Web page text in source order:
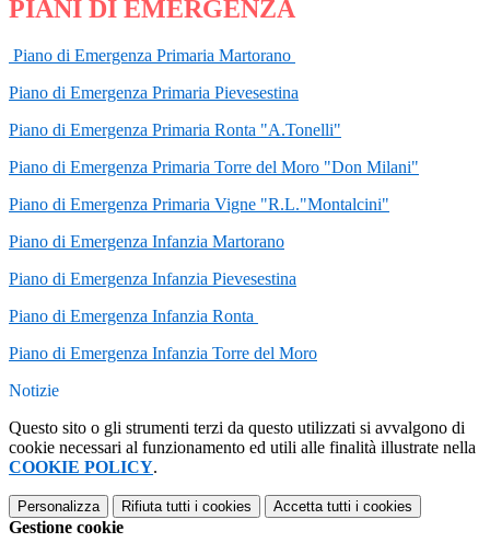
PIANI DI EMERGENZA
Piano di Emergenza Primaria Martorano
Piano di Emergenza Primaria Pievesestina
Piano di Emergenza Primaria Ronta "A.Tonelli"
Piano di Emergenza Primaria Torre del Moro "Don Milani"
Piano di Emergenza Primaria Vigne "R.L."Montalcini"
Piano di Emergenza Infanzia Martorano
Piano di Emergenza Infanzia Pievesestina
Piano di Emergenza Infanzia Ronta
Piano di Emergenza Infanzia Torre del Moro
Notizie
Questo sito o gli strumenti terzi da questo utilizzati si avvalgono di
cookie necessari al funzionamento ed utili alle finalità illustrate nella
COOKIE POLICY.
Personalizza Rifiuta tutti i cookies Accetta tutti i cookies
Gestione cookie